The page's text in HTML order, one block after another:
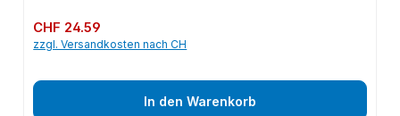
Regulärer Preis:
CHF 24.59
zzgl. Versandkosten nach CH
In den Warenkorb